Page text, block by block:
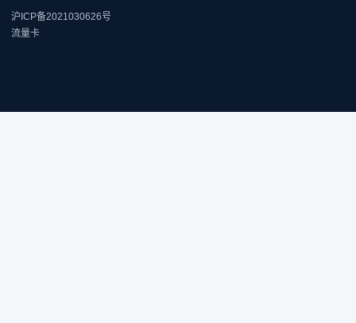
沪ICP备2021030626号
流量卡